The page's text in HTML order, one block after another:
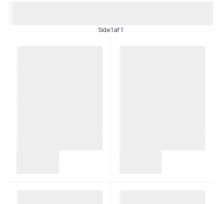
Side 1 af 1